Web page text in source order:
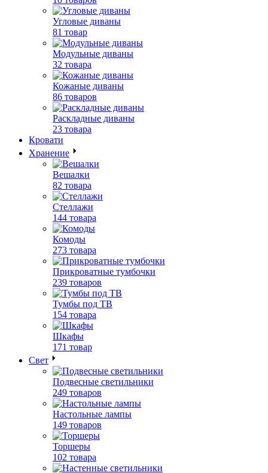
Угловые диваны
81 товар
Модульные диваны
32 товара
Кожаные диваны
86 товаров
Раскладные диваны
23 товара
Кровати
Хранение
Вешалки
82 товара
Стеллажи
144 товара
Комоды
273 товара
Прикроватные тумбочки
239 товаров
Тумбы под ТВ
154 товара
Шкафы
171 товар
Свет
Подвесные светильники
249 товаров
Настольные лампы
149 товаров
Торшеры
102 товара